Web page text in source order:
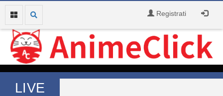
Registrati
LIVE